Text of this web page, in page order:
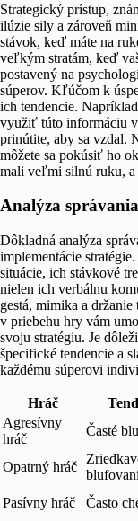
Strategický prístup,
ilúzie sily a zároveň
stávok, keď máte na
veľkým stratám, keď
postavený na
súperov. Kľúčom k
ich tendencie.
využiť túto informáciu
prinútite, aby sa vzdal.
môžete sa pokúsiť ho
mali veľmi silnú ruku, a
Analýza
Dôkladná analýza
implementácie
situácie, ich stávkové
nielen ich verbálnu
gestá, mimika a
v priebehu hry vám
svoju stratégiu. Je
špecifické tendencie a
každému súperovi
Hráč
Agresívny
hráč
Časté
Opatrný hráč
Pasívny hráč
Často